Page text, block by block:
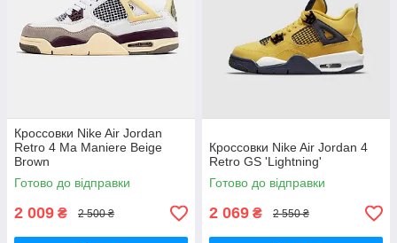
Кроссовки Nike Air Jordan
Retro 4 Ma Maniere Beige
Brown
Готово до відправки
2 009 ₴ 2 500 ₴
Кроссовки Nike Air Jordan 4
Retro GS 'Lightning'
Готово до відправки
2 069 ₴ 2 550 ₴